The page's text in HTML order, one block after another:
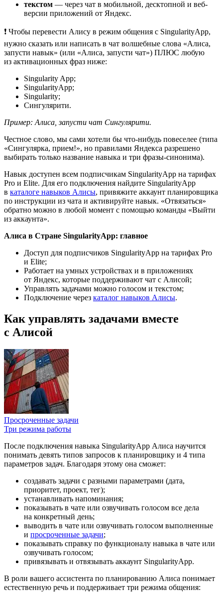
текстом — через чат в мобильной, десктопной и веб-
версии приложений от Яндекс.
❗ Чтобы перевести Алису в режим общения с SingularityApp,
нужно сказать или написать в чат волшебные слова «Алиса,
запусти навык» (или «Алиса, запусти чат») ПЛЮС любую
из активационных фраз ниже:
Singularity App;
SingularityApp;
Singularity;
Сингулярити.
Пример: Алиса, запусти чат Cингулярити.
Честное слово, мы сами хотели бы что-нибудь повеселее (типа
«Сингулярка, прием!», но правилами Яндекса разрешено
выбирать только название навыка и три фразы-синонима).
Навык доступен всем подписчикам SingularityApp на тарифах
Pro и Elite. Для его подключения найдите SingularityApp
в каталоге навыков Алисы, привяжите аккаунт планировщика
по инструкции из чата и активируйте навык. «Отвязаться»
обратно можно в любой момент с помощью команды «Выйти
из аккаунта».
Алиса в Стране SingularityApp: главное
Доступ для подписчиков SingularityApp на тарифах Pro
и Elite;
Работает на умных устройствах и в приложениях
от Яндекс, которые поддерживают чат с Алисой;
Управлять задачами можно голосом и текстом;
Подключение через каталог навыков Алисы.
Как управлять задачами вместе
с Алисой
Просроченные задачи
Три режима работы
После подключения навыка SingularityApp Алиса научится
понимать девять типов запросов к планировщику и 4 типа
параметров задач. Благодаря этому она сможет:
создавать задачи с разными параметрами (дата,
приоритет, проект, тег);
устанавливать напоминания;
показывать в чате или озвучивать голосом все дела
на конкретный день;
выводить в чате или озвучивать голосом выполненные
и просроченные задачи;
показывать справку по функционалу навыка в чате или
озвучивать голосом;
привязывать и отвязывать аккаунт SingularityApp.
В роли вашего ассистента по планированию Алиса понимает
естественную речь и поддерживает три режима общения: